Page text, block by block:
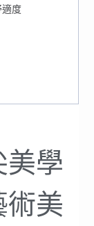
度
學
美